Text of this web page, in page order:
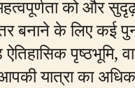
को और
बनाने के लिए कई
ऐतिहासिक
यात्रा का